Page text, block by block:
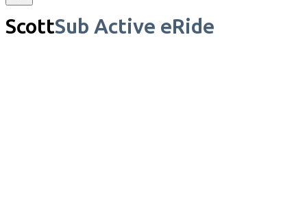
ScottSub Active eRide